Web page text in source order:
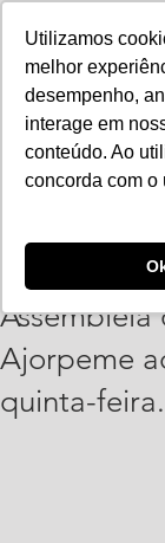
Utilizamos
melhor
desempenho,
interage em
conteúdo. Ao
concorda com o
Assembleia
Ajorpeme
quinta-feira.
Vinicius Leonardo